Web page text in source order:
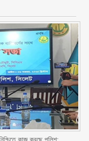
কাজ করছে পুলিশ: